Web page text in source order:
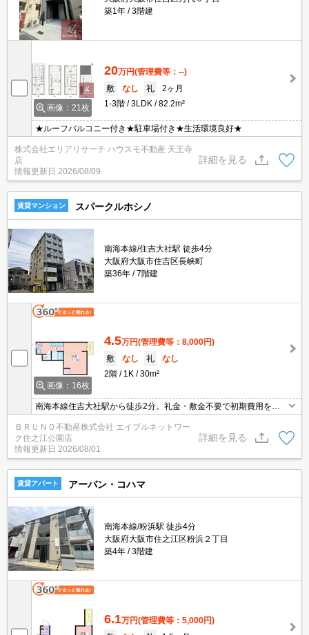
築1年
3階建
画像：21枚
20万円(管理費等：--)
敷
なし 礼
2ヶ月
1-3階
3LDK 82.2m²
★ルーフバルコニー付き★駐車場付き★生活環境良好★
株式会社エリアリサーチ ハウスモ不動産 天王寺
店
情報更新日 2026/08/09
詳細を見る
賃貸マンション スパークルホシノ
南海本線/住吉大社駅 徒歩4分
大阪府大阪市住吉区長峡町
築36年
7階建
画像：16枚
4.5万円(管理費等：8,000円)
敷
なし 礼
なし
2階
1K 30m²
南海本線住吉大社駅から徒歩2分。礼金・敷金不要で初期費用を抑
えられます。即入居可能な30㎡の広々1Kで、新生活を。
ＢＲＵＮＯ不動産株式会社 エイブルネットワー
ク住之江公園店
情報更新日 2026/08/01
詳細を見る
賃貸アパート アーバン・コハマ
南海本線/粉浜駅 徒歩4分
大阪府大阪市住之江区粉浜２丁目
築4年
3階建
6.1万円(管理費等：5,000円)